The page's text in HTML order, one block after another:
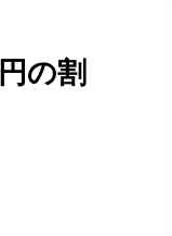
の割